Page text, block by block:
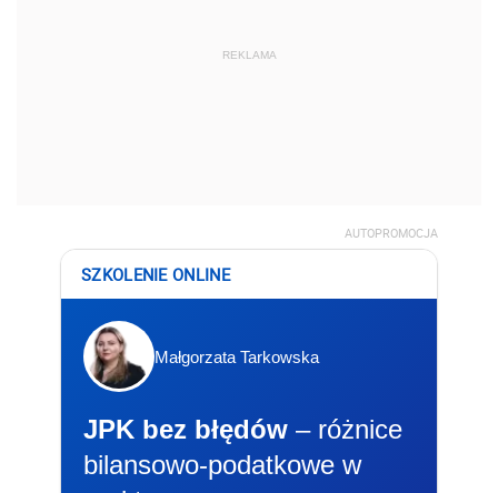
REKLAMA
AUTOPROMOCJA
SZKOLENIE ONLINE
Małgorzata Tarkowska
JPK bez błędów – różnice
bilansowo-podatkowe w